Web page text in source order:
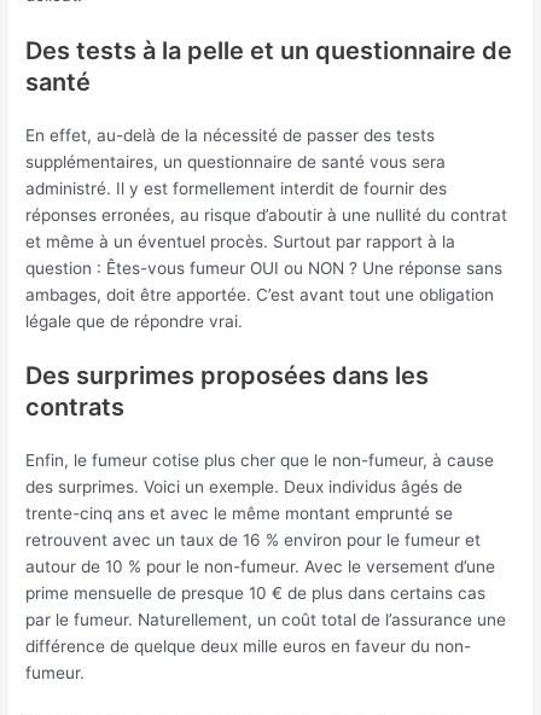
Des tests à la pelle et un questionnaire de
santé
En effet, au-delà de la nécessité de passer des tests
supplémentaires, un questionnaire de santé vous sera
administré. Il y est formellement interdit de fournir des
réponses erronées, au risque d’aboutir à une nullité du contrat
et même à un éventuel procès. Surtout par rapport à la
question : Êtes-vous fumeur OUI ou NON ? Une réponse sans
ambages, doit être apportée. C’est avant tout une obligation
légale que de répondre vrai.
Des surprimes proposées dans les
contrats
Enfin, le fumeur cotise plus cher que le non-fumeur, à cause
des surprimes. Voici un exemple. Deux individus âgés de
trente-cinq ans et avec le même montant emprunté se
retrouvent avec un taux de 16 % environ pour le fumeur et
autour de 10 % pour le non-fumeur. Avec le versement d’une
prime mensuelle de presque 10 € de plus dans certains cas
par le fumeur. Naturellement, un coût total de l’assurance une
différence de quelque deux mille euros en faveur du non-
fumeur.